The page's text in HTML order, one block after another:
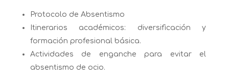
Protocolo de Absentismo
Itinerarios académicos: diversificación y
formación profesional básica.
Actividades de enganche para evitar el
absentismo de ocio.